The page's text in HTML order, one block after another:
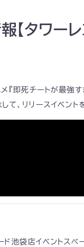
【タワー
即死チートが最強
て、リリースイベント
池袋店イベントス